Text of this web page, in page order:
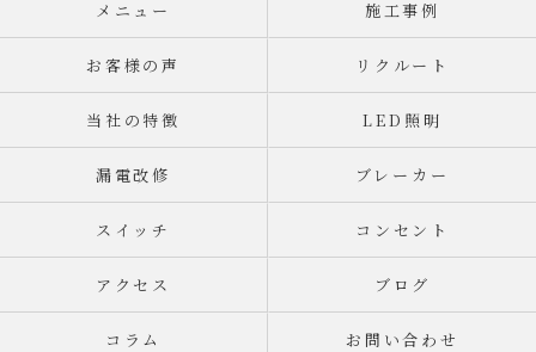
メニュー 施工事例
お客様の声 リクルート
当社の特徴 LED照明
漏電改修 ブレーカー
スイッチ コンセント
アクセス ブログ
コラム お問い合わせ